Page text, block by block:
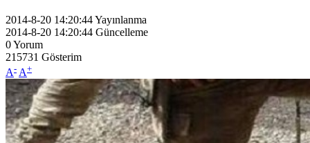
2014-8-20 14:20:44Yayınlanma
2014-8-20 14:20:44 Güncelleme
0Yorum
215731 Gösterim
A- A+